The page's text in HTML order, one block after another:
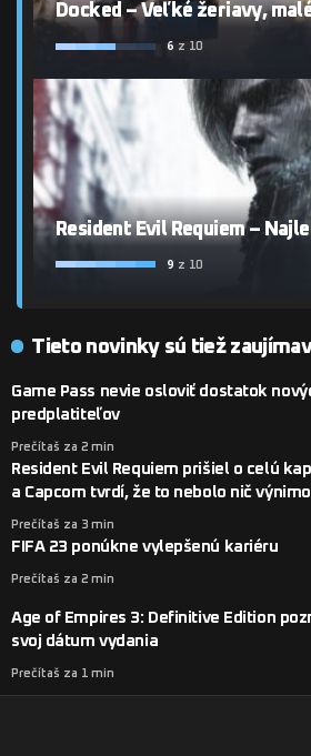
Docked – Veľké žeriavy,
6 z 10
Resident Evil Requiem –
9 z 10
Tieto novinky sú tiež
Game Pass nevie osloviť dostatok
predplatiteľov
Prečítaš za 2 min
Resident Evil Requiem prišiel o celú
a Capcom tvrdí, že to nebolo nič
Prečítaš za 3 min
FIFA 23 ponúkne vylepšenú kariéru
Prečítaš za 2 min
Age of Empires 3: Definitive Edition
svoj dátum vydania
Prečítaš za 1 min